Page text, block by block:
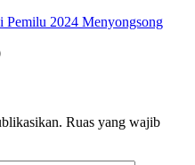
Pemilu 2024 Menyongsong
Ruas yang wajib